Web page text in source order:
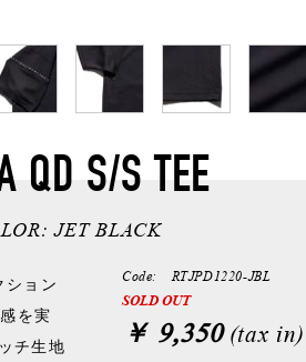
ション
を実
チ生地
Code: RTJPD1220-JBL
SOLD OUT
￥ 9,350(tax in)
QD S/S TEE
JET BLACK